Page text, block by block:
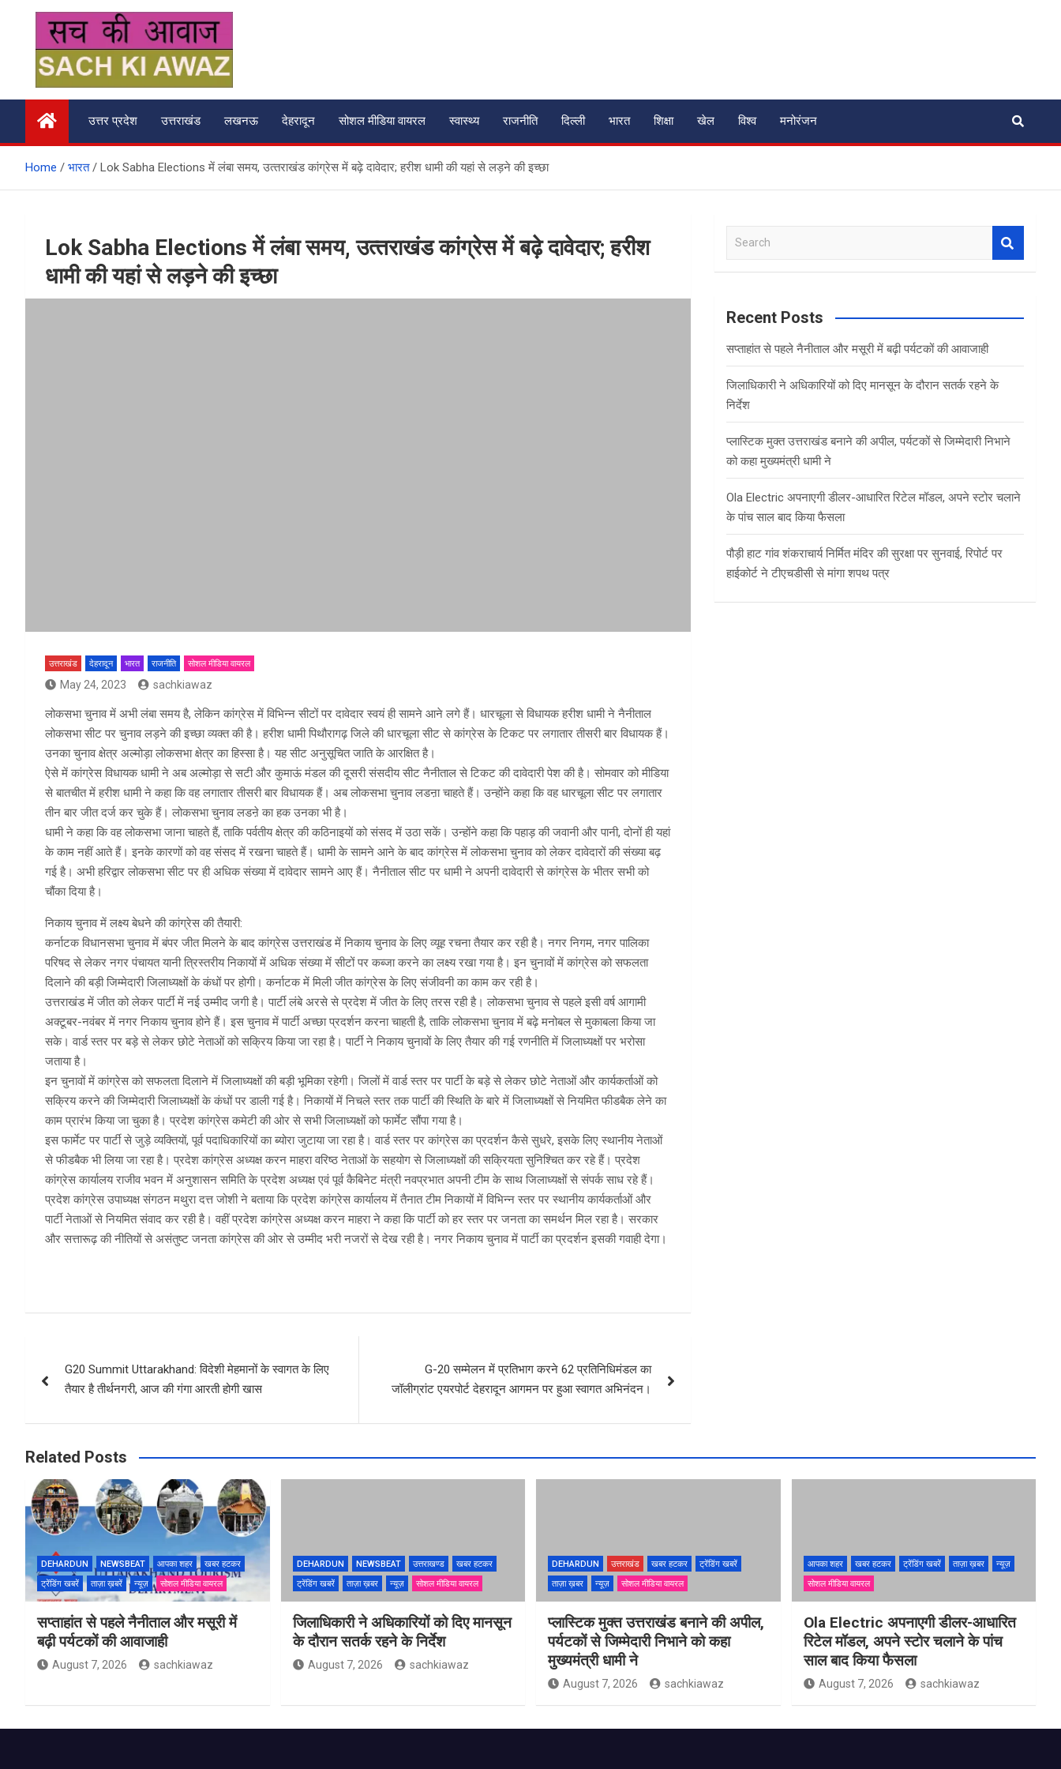
content
सच की आवाज
उत्तर प्रदेश उत्तराखंड लखनऊ देहरादून सोशल मीडिया वायरल स्वास्थ्य राजनीति दिल्ली भारत शिक्षा खेल विश्व मनोरंजन
Home भारत Lok Sabha Elections में लंबा समय, उत्‍तराखंड कांग्रेस में बढ़े दावेदार; हरीश धामी की यहां से लड़ने की इच्छा
Lok Sabha Elections में लंबा समय, उत्‍तराखंड कांग्रेस में बढ़े दावेदार; हरीश
धामी की यहां से लड़ने की इच्छा
उत्तराखंड देहरादून भारत राजनीति सोशल मीडिया वायरल
May 24, 2023 sachkiawaz
लोकसभा चुनाव में अभी लंबा समय है, लेकिन कांग्रेस में विभिन्न सीटों पर दावेदार स्वयं ही सामने आने लगे हैं। धारचूला से विधायक हरीश धामी ने नैनीताल
लोकसभा सीट पर चुनाव लड़ने की इच्छा व्यक्त की है। हरीश धामी पिथौरागढ़ जिले की धारचूला सीट से कांग्रेस के टिकट पर लगातार तीसरी बार विधायक हैं।
उनका चुनाव क्षेत्र अल्मोड़ा लोकसभा क्षेत्र का हिस्सा है। यह सीट अनुसूचित जाति के आरक्षित है।
ऐसे में कांग्रेस विधायक धामी ने अब अल्मोड़ा से सटी और कुमाऊं मंडल की दूसरी संसदीय सीट नैनीताल से टिकट की दावेदारी पेश की है। सोमवार को मीडिया
से बातचीत में हरीश धामी ने कहा कि वह लगातार तीसरी बार विधायक हैं। अब लोकसभा चुनाव लडऩा चाहते हैं। उन्होंने कहा कि वह धारचूला सीट पर लगातार
तीन बार जीत दर्ज कर चुके हैं। लोकसभा चुनाव लडऩे का हक उनका भी है।
धामी ने कहा कि वह लोकसभा जाना चाहते हैं, ताकि पर्वतीय क्षेत्र की कठिनाइयों को संसद में उठा सकें। उन्होंने कहा कि पहाड़ की जवानी और पानी, दोनों ही यहां
के काम नहीं आते हैं। इनके कारणों को वह संसद में रखना चाहते हैं। धामी के सामने आने के बाद कांग्रेस में लोकसभा चुनाव को लेकर दावेदारों की संख्या बढ़
गई है। अभी हरिद्वार लोकसभा सीट पर ही अधिक संख्या में दावेदार सामने आए हैं। नैनीताल सीट पर धामी ने अपनी दावेदारी से कांग्रेस के भीतर सभी को
चौंका दिया है।
निकाय चुनाव में लक्ष्य बेधने की कांग्रेस की तैयारी:
कर्नाटक विधानसभा चुनाव में बंपर जीत मिलने के बाद कांग्रेस उत्तराखंड में निकाय चुनाव के लिए व्यूह रचना तैयार कर रही है। नगर निगम, नगर पालिका
परिषद से लेकर नगर पंचायत यानी त्रिस्तरीय निकायों में अधिक संख्या में सीटों पर कब्जा करने का लक्ष्य रखा गया है। इन चुनावों में कांग्रेस को सफलता
दिलाने की बड़ी जिम्मेदारी जिलाध्यक्षों के कंधों पर होगी। कर्नाटक में मिली जीत कांग्रेस के लिए संजीवनी का काम कर रही है।
उत्तराखंड में जीत को लेकर पार्टी में नई उम्मीद जगी है। पार्टी लंबे अरसे से प्रदेश में जीत के लिए तरस रही है। लोकसभा चुनाव से पहले इसी वर्ष आगामी
अक्टूबर-नवंबर में नगर निकाय चुनाव होने हैं। इस चुनाव में पार्टी अच्छा प्रदर्शन करना चाहती है, ताकि लोकसभा चुनाव में बढ़े मनोबल से मुकाबला किया जा
सके। वार्ड स्तर पर बड़े से लेकर छोटे नेताओं को सक्रिय किया जा रहा है। पार्टी ने निकाय चुनावों के लिए तैयार की गई रणनीति में जिलाध्यक्षों पर भरोसा
जताया है।
इन चुनावों में कांग्रेस को सफलता दिलाने में जिलाध्यक्षों की बड़ी भूमिका रहेगी। जिलों में वार्ड स्तर पर पार्टी के बड़े से लेकर छोटे नेताओं और कार्यकर्ताओं को
सक्रिय करने की जिम्मेदारी जिलाध्यक्षों के कंधों पर डाली गई है। निकायों में निचले स्तर तक पार्टी की स्थिति के बारे में जिलाध्यक्षों से नियमित फीडबैक लेने का
काम प्रारंभ किया जा चुका है। प्रदेश कांग्रेस कमेटी की ओर से सभी जिलाध्यक्षों को फार्मेट सौंपा गया है।
इस फार्मेट पर पार्टी से जुड़े व्यक्तियों, पूर्व पदाधिकारियों का ब्योरा जुटाया जा रहा है। वार्ड स्तर पर कांग्रेस का प्रदर्शन कैसे सुधरे, इसके लिए स्थानीय नेताओं
से फीडबैक भी लिया जा रहा है। प्रदेश कांग्रेस अध्यक्ष करन माहरा वरिष्ठ नेताओं के सहयोग से जिलाध्यक्षों की सक्रियता सुनिश्चित कर रहे हैं। प्रदेश
कांग्रेस कार्यालय राजीव भवन में अनुशासन समिति के प्रदेश अध्यक्ष एवं पूर्व कैबिनेट मंत्री नवप्रभात अपनी टीम के साथ जिलाध्यक्षों से संपर्क साध रहे हैं।
प्रदेश कांग्रेस उपाध्यक्ष संगठन मथुरा दत्त जोशी ने बताया कि प्रदेश कांग्रेस कार्यालय में तैनात टीम निकायों में विभिन्न स्तर पर स्थानीय कार्यकर्ताओं और
पार्टी नेताओं से नियमित संवाद कर रही है। वहीं प्रदेश कांग्रेस अध्यक्ष करन माहरा ने कहा कि पार्टी को हर स्तर पर जनता का समर्थन मिल रहा है। सरकार
और सत्तारूढ़ की नीतियों से असंतुष्ट जनता कांग्रेस की ओर से उम्मीद भरी नजरों से देख रही है। नगर निकाय चुनाव में पार्टी का प्रदर्शन इसकी गवाही देगा।
navigation
G20 Summit Uttarakhand: विदेशी मेहमानों के स्वागत के लिए
तैयार है तीर्थनगरी, आज की गंगा आरती होगी खास
G-20 सम्मेलन में प्रतिभाग करने 62 प्रतिनिधिमंडल का
जॉलीग्रांट एयरपोर्ट देहरादून आगमन पर हुआ स्वागत अभिनंदन।
a
c
Recent Posts
सप्ताहांत से पहले नैनीताल और मसूरी में बढ़ी पर्यटकों की आवाजाही
जिलाधिकारी ने अधिकारियों को दिए मानसून के दौरान सतर्क रहने के
निर्देश
प्लास्टिक मुक्त उत्तराखंड बनाने की अपील, पर्यटकों से जिम्मेदारी निभाने
को कहा मुख्यमंत्री धामी ने
Ola Electric अपनाएगी डीलर-आधारित रिटेल मॉडल, अपने स्टोर चलाने
के पांच साल बाद किया फैसला
पौड़ी हाट गांव शंकराचार्य निर्मित मंदिर की सुरक्षा पर सुनवाई, रिपोर्ट पर
हाईकोर्ट ने टीएचडीसी से मांगा शपथ पत्र
Related Posts
DEHARDUN NEWSBEAT आपका शहर
खबर हटकर
ट्रेंडिंग खबरें
ताज़ा ख़बरें न्यूज़ सोशल मीडिया वायरल
सप्ताहांत से पहले नैनीताल और मसूरी में
बढ़ी पर्यटकों की आवाजाही
August 7, 2026 sachkiawaz
DEHARDUN NEWSBEAT उत्तराखण्ड
खबर हटकर
ट्रेंडिंग खबरें
ताज़ा ख़बर न्यूज़ सोशल मीडिया वायरल
जिलाधिकारी ने अधिकारियों को दिए मानसून
के दौरान सतर्क रहने के निर्देश
August 7, 2026 sachkiawaz
DEHARDUN उत्तराखंड खबर हटकर
ट्रेंडिंग खबरें
ताज़ा ख़बर
न्यूज़ सोशल मीडिया वायरल
प्लास्टिक मुक्त उत्तराखंड बनाने की अपील,
पर्यटकों से जिम्मेदारी निभाने को कहा
मुख्यमंत्री धामी ने
August 7, 2026 sachkiawaz
आपका शहर खबर हटकर ट्रेंडिंग खबरें ताज़ा ख़बर
न्यूज़
सोशल मीडिया वायरल
Ola Electric अपनाएगी डीलर-आधारित
रिटेल मॉडल, अपने स्टोर चलाने के पांच
साल बाद किया फैसला
August 7, 2026 sachkiawaz